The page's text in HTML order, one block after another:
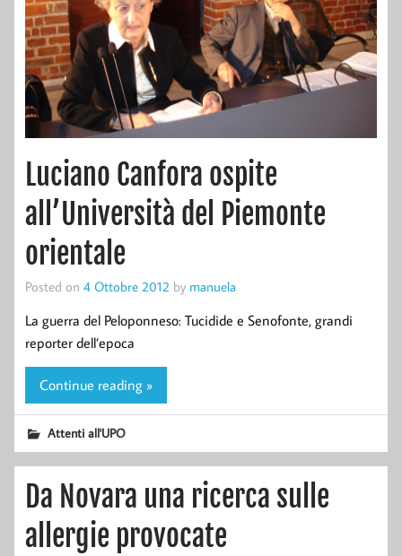
Luciano Canfora ospite
all’Università del Piemonte
orientale
Posted on 4 Ottobre 2012 by manuela
La guerra del Peloponneso: Tucidide e Senofonte, grandi
reporter dell’epoca
Continue reading »
Attenti all'UPO
Da Novara una ricerca sulle
allergie provocate